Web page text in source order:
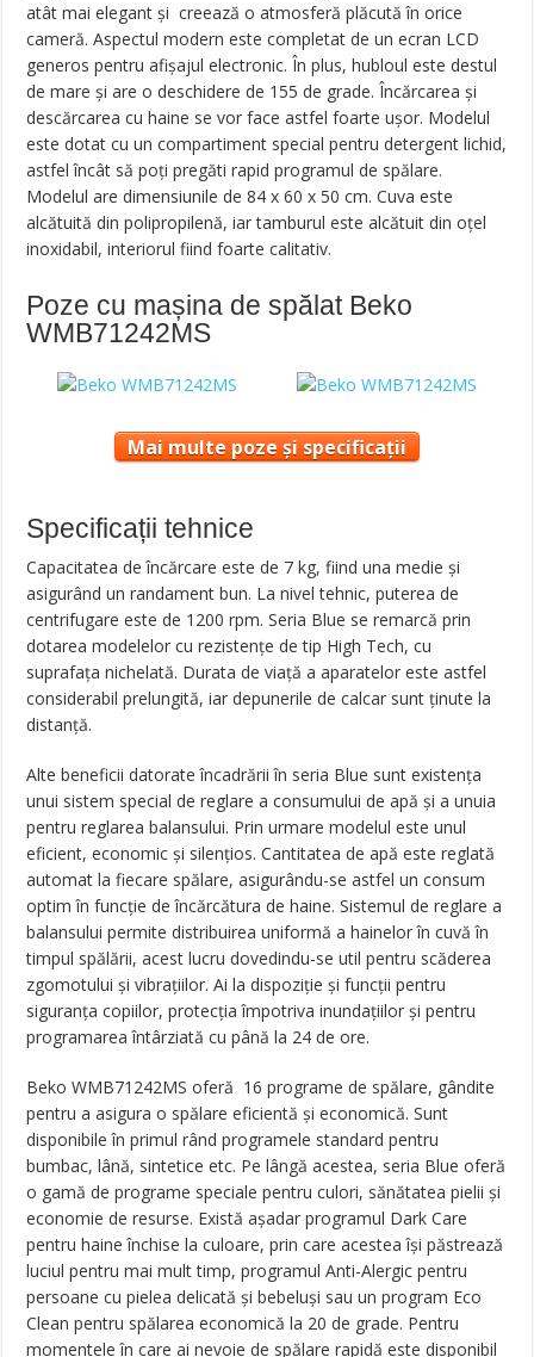
atât mai elegant şi creează o atmosferă plăcută în orice
cameră. Aspectul modern este completat de un ecran LCD
generos pentru afişajul electronic. În plus, hubloul este destul
de mare şi are o deschidere de 155 de grade. Încărcarea și
descărcarea cu haine se vor face astfel foarte uşor. Modelul
este dotat cu un compartiment special pentru detergent lichid,
astfel încât să poți pregăti rapid programul de spălare.
Modelul are dimensiunile de 84 x 60 x 50 cm. Cuva este
alcătuită din polipropilenă, iar tamburul este alcătuit din oțel
inoxidabil, interiorul fiind foarte calitativ.
Poze cu mașina de spălat Beko
WMB71242MS
Mai multe poze și specificații
Specificații tehnice
Capacitatea de încărcare este de 7 kg, fiind una medie şi
asigurând un randament bun. La nivel tehnic, puterea de
centrifugare este de 1200 rpm. Seria Blue se remarcă prin
dotarea modelelor cu rezistențe de tip High Tech, cu
suprafața nichelată. Durata de viață a aparatelor este astfel
considerabil prelungită, iar depunerile de calcar sunt ținute la
distanță.
Alte beneficii datorate încadrării în seria Blue sunt existența
unui sistem special de reglare a consumului de apă şi a unuia
pentru reglarea balansului. Prin urmare modelul este unul
eficient, economic şi silențios. Cantitatea de apă este reglată
automat la fiecare spălare, asigurându-se astfel un consum
optim în funcție de încărcătura de haine. Sistemul de reglare a
balansului permite distribuirea uniformă a hainelor în cuvă în
timpul spălării, acest lucru dovedindu-se util pentru scăderea
zgomotului şi vibrațiilor. Ai la dispoziție și funcții pentru
siguranța copiilor, protecția împotriva inundațiilor și pentru
programarea întârziată cu până la 24 de ore.
Beko WMB71242MS oferă 16 programe de spălare, gândite
pentru a asigura o spălare eficientă şi economică. Sunt
disponibile în primul rând programele standard pentru
bumbac, lână, sintetice etc. Pe lângă acestea, seria Blue oferă
o gamă de programe speciale pentru culori, sănătatea pielii şi
economie de resurse. Există aşadar programul Dark Care
pentru haine închise la culoare, prin care acestea îşi păstrează
luciul pentru mai mult timp, programul Anti-Alergic pentru
persoane cu pielea delicată şi bebeluşi sau un program Eco
Clean pentru spălarea economică la 20 de grade. Pentru
momentele în care ai nevoie de spălare rapidă este disponibil